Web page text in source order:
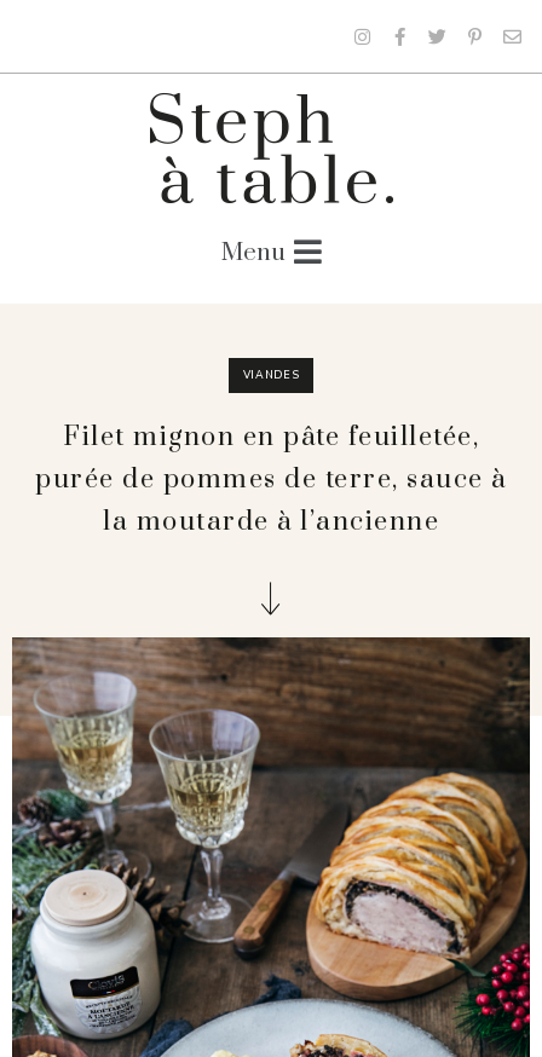
VIANDES
Filet mignon en pâte feuilletée,
purée de pommes de terre, sauce à
la moutarde à l’ancienne